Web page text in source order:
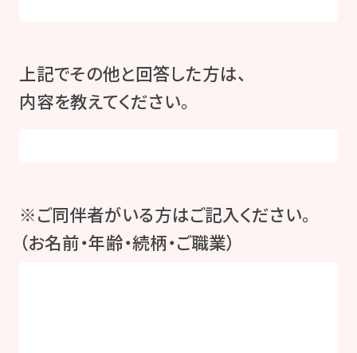
上記でその他と回答した方は、
内容を教えてください。
※ご同伴者がいる方はご記入ください。
（お名前・年齢・続柄・ご職業）